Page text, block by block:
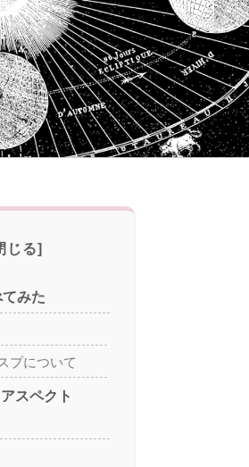
みた
プについて
スペクト